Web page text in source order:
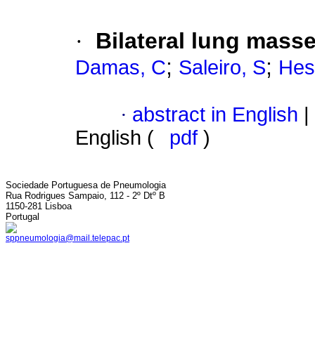
· Bilateral lung
Damas, C; Saleiro, S;
· abstract in English
English (
pdf )
Sociedade Portuguesa de Pneumologia
Rua Rodrigues Sampaio, 112 - 2º Dtº B
1150-281 Lisboa
Portugal
sppneumologia@mail.telepac.pt